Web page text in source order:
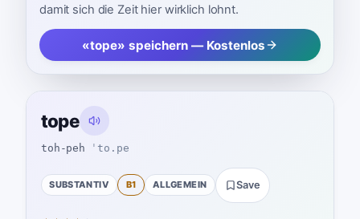
damit sich die Zeit hier wirklich lohnt.
«tope» speichern — Kostenlos
tope
toh-peh ˈto.pe
SUBSTANTIV B1 ALLGEMEIN Save